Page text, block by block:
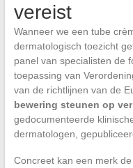
vereist
Wanneer we een tube
dermatologisch toezicht
panel van specialisten de
toepassing van
van de richtlijnen van de
bewering steunen op
gedocumenteerde
dermatologen,
Concreet kan een merk